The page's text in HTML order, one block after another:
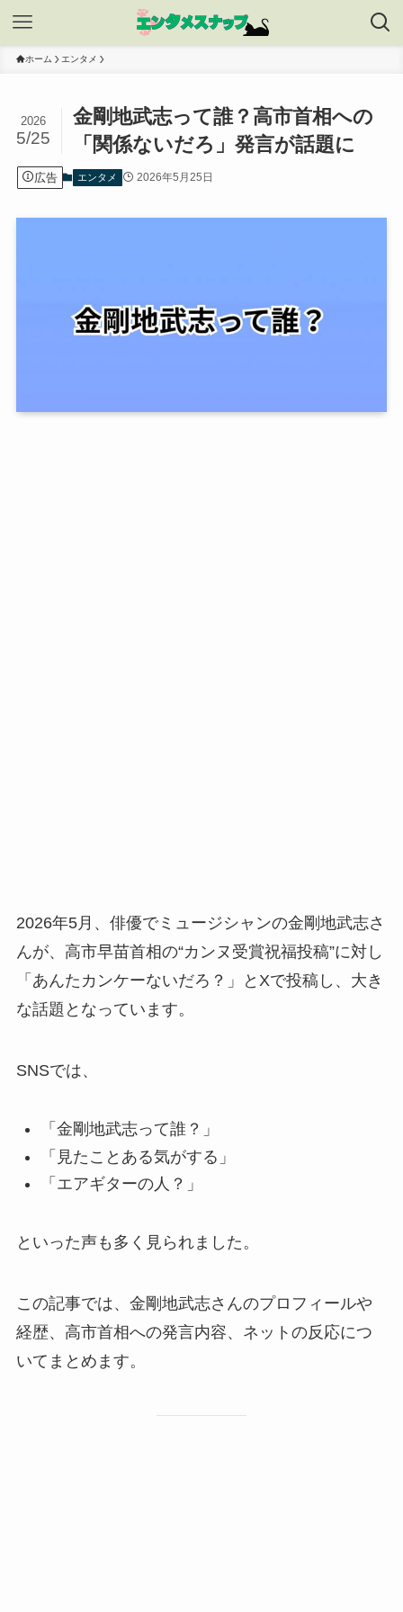
ホーム エンタメ
金剛地武志って誰？高市首相への
「関係ないだろ」発言が話題に
2026
5/25
広告 エンタメ 2026年5月25日
2026年5月、俳優でミュージシャンの金剛地武志さ
んが、高市早苗首相の“カンヌ受賞祝福投稿”に対し
「あんたカンケーないだろ？」とXで投稿し、大き
な話題となっています。
SNSでは、
「金剛地武志って誰？」
「見たことある気がする」
「エアギターの人？」
といった声も多く見られました。
この記事では、金剛地武志さんのプロフィールや
経歴、高市首相への発言内容、ネットの反応につ
いてまとめます。